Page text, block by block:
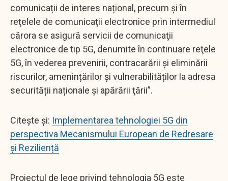
comunicații de interes național, precum şi în
reţelele de comunicaţii electronice prin intermediul
cărora se asigură servicii de comunicaţii
electronice de tip 5G, denumite în continuare reţele
5G, în vederea prevenirii, contracarării şi eliminării
riscurilor, amenințărilor și vulnerabilităților la adresa
securității naționale și apărării ţării”.
Citește și: Implementarea tehnologiei 5G din
perspectiva Mecanismului European de Redresare
și Reziliență
Proiectul de lege privind tehnologia 5G este